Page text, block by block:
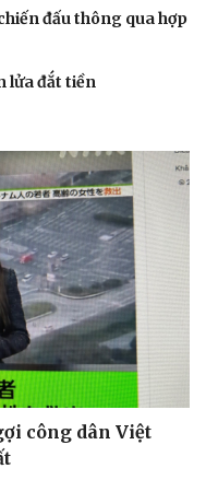
nghệ
điệu
Công nghệ
nghiệm
đổi số
đấu thông qua hợp
lửa đắt tiền
công dân Việt